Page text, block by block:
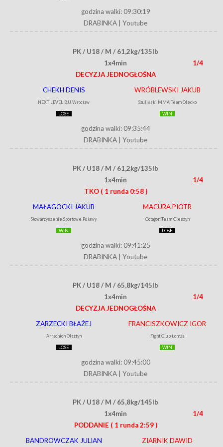
godzina walki: 09:30:19
DRABINKA
Youtube
PK / U18 / M / 61,2kg/135lb
1x4min
1/4
DECYZJA JEDNOGŁOŚNA
CHEKH DENIS
NEXT LEVEL BJJ Wrocław
LOSE
WRÓBLEWSKI JAKUB
Szuliński MMA Team Olecko
WIN
godzina walki: 09:35:44
DRABINKA
Youtube
PK / U18 / M / 61,2kg/135lb
1x4min
1/4
TKO ( 1 runda 0:58 )
MAŁAGOCKI JAKUB
Stowarzyszenie Sportowe Puławy
WIN
MACURA PIOTR
Octagon Team Cieszyn
LOSE
godzina walki: 09:41:25
DRABINKA
Youtube
PK / U18 / M / 65,8kg/145lb
1x4min
1/4
DECYZJA JEDNOGŁOŚNA
ZARZECKI BŁAŻEJ
Arrachion Olsztyn
LOSE
FRANCISZKOWICZ IGOR
Fight Club Łomża
WIN
godzina walki: 09:45:00
DRABINKA
Youtube
PK / U18 / M / 65,8kg/145lb
1x4min
1/4
PODDANIE ( 1 runda 2:59 )
BANDROWCZAK JULIAN
ZIARNIK DAWID